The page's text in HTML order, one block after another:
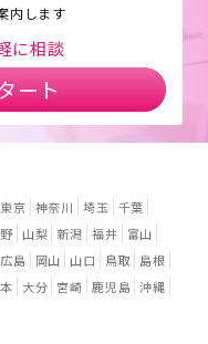
内します
に相談
ート
東京 神奈川 埼玉
千葉
山梨 新潟 福井
富山
広島 岡山 山口 鳥取
島根
大分 宮崎 鹿児島 沖縄